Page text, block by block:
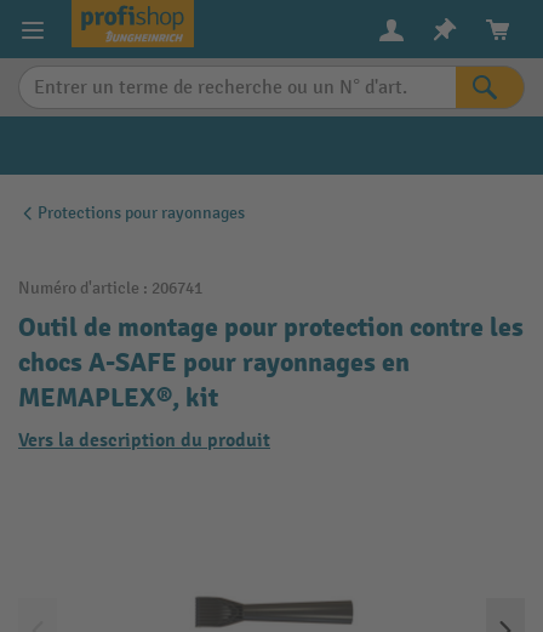
content
Protections pour rayonnages
Numéro d'article : 206741
Outil de montage pour protection contre les
chocs A-SAFE pour rayonnages en
MEMAPLEX®, kit
Vers la description du produit